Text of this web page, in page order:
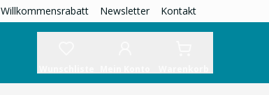
Willkommensrabatt Newsletter Kontakt